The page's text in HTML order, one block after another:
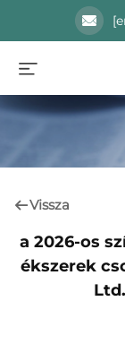
Vissza
a 2026-os
ékszerek